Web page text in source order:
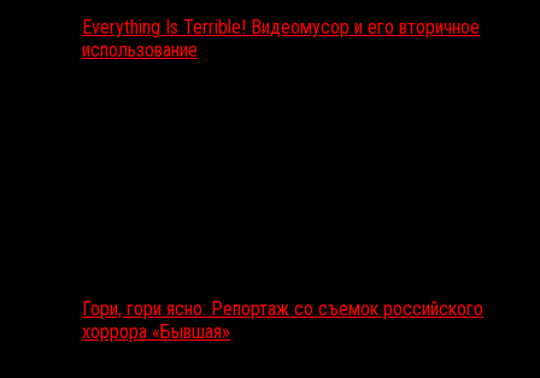
Everything Is Terrible! Видеомусор и его вторичное
использование
Гори, гори ясно: Репортаж со съемок российского
хоррора «Бывшая»